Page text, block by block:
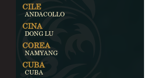
CILE
ANDACOLLO
CINA
DONG LU
COREA
NAMYANG
CUBA
CUBA